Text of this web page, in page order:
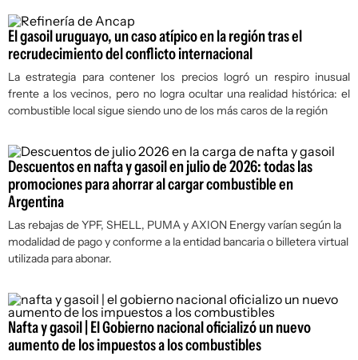
El gasoil uruguayo, un caso atípico en la región tras el
recrudecimiento del conflicto internacional
La estrategia para contener los precios logró un respiro inusual
frente a los vecinos, pero no logra ocultar una realidad histórica: el
combustible local sigue siendo uno de los más caros de la región
Descuentos en nafta y gasoil en julio de 2026: todas las
promociones para ahorrar al cargar combustible en
Argentina
Las rebajas de YPF, SHELL, PUMA y AXION Energy varían según la
modalidad de pago y conforme a la entidad bancaria o billetera virtual
utilizada para abonar.
Nafta y gasoil | El Gobierno nacional oficializó un nuevo
aumento de los impuestos a los combustibles